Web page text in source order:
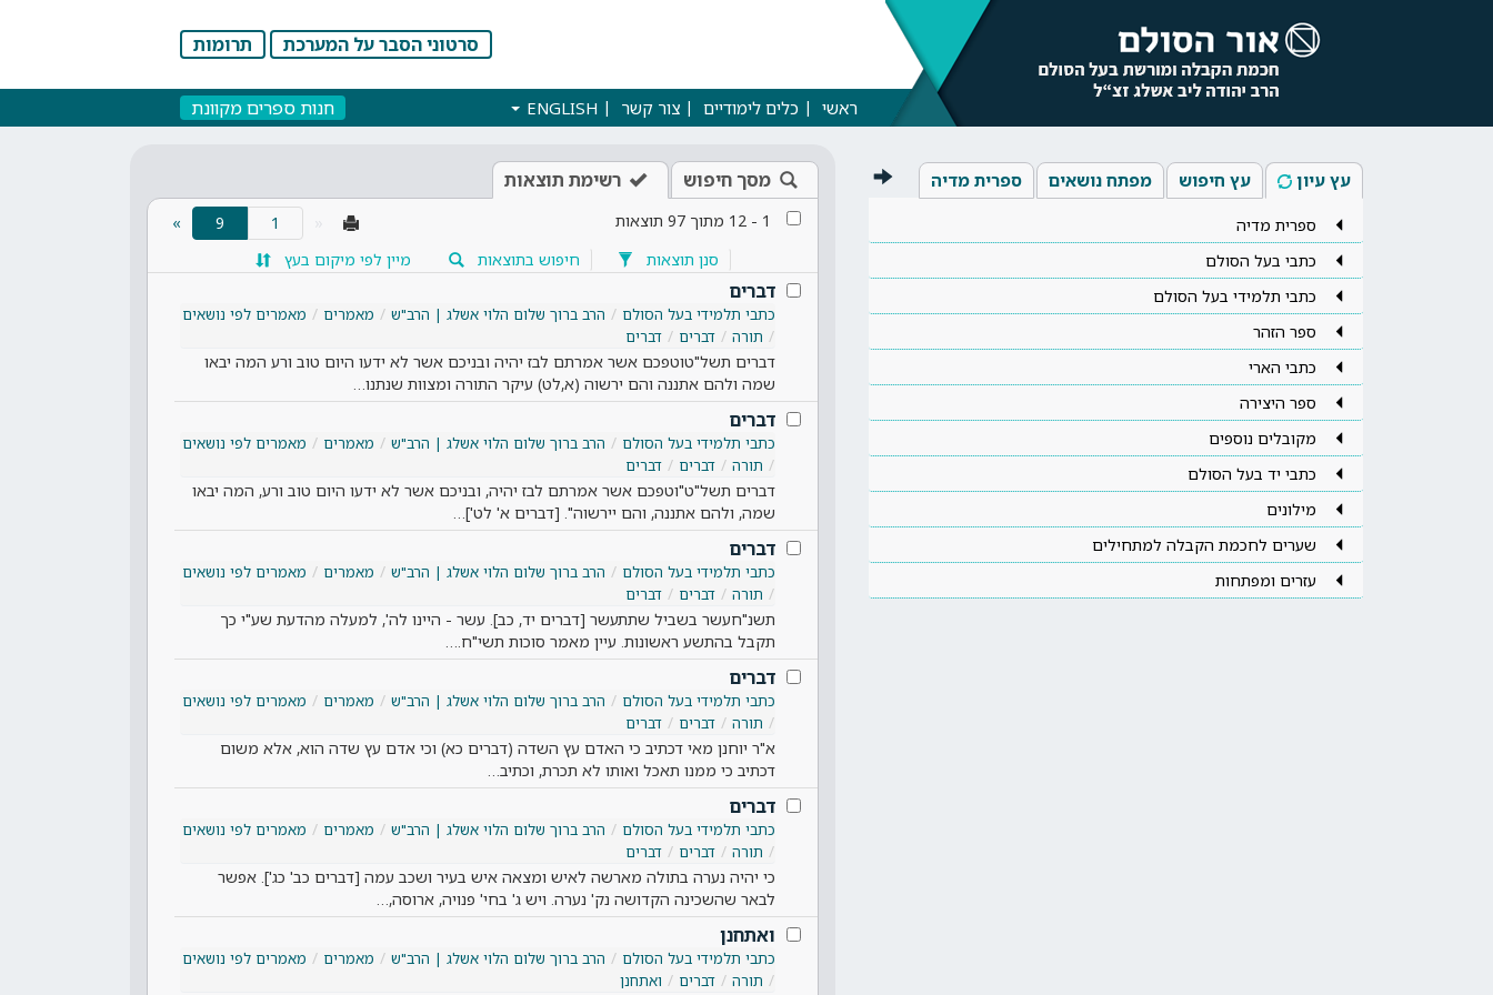
סרטוני הסבר על המערכת תרומות
ראשי כלים לימודיים צור קשר ENGLISH חנות ספרים מקוונת
עץ עיון עץ חיפוש מפתח נושאים ספרית מדיה
ספרית מדיה
כתבי בעל הסולם
כתבי תלמידי בעל הסולם
ספר הזהר
כתבי הארי
ספר היצירה
מקובלים נוספים
כתבי יד בעל הסולם
מילונים
שערים לחכמת הקבלה למתחילים
עזרים ומפתחות
מסך חיפוש רשימת תוצאות
1
-
12 מתוך 97 תוצאות 9
(current)
»
סנן תוצאות
חיפוש בתוצאות מיין לפי מיקום בעץ
דברים
כתבי תלמידי בעל הסולם הרב ברוך שלום הלוי אשלג | הרב"ש מאמרים
מאמרים לפי נושאים
תורה
דברים דברים
דברים תשל"טוטפכם אשר אמרתם לבז יהיה ובניכם אשר לא ידעו היום טוב ורע המה יבאו
שמה ולהם אתננה והם ירשוה (א,לט) עיקר התורה ומצוות שנתנו…
דברים
כתבי תלמידי בעל הסולם הרב ברוך שלום הלוי אשלג | הרב"ש מאמרים
מאמרים לפי נושאים
תורה
דברים דברים
דברים תשל"ט"וטפכם אשר אמרתם לבז יהיה, ובניכם אשר לא ידעו היום טוב ורע, המה יבאו
שמה, ולהם אתננה, והם יירשוה". [דברים א' לט']…
דברים
כתבי תלמידי בעל הסולם הרב ברוך שלום הלוי אשלג | הרב"ש מאמרים
מאמרים לפי נושאים
תורה
דברים דברים
תשנ"חעשר בשביל שתתעשר [דברים יד, כב]. עשר - היינו לה', למעלה מהדעת שע"י כך
תקבל בהתשע ראשונות. עיין מאמר סוכות תשי"ח.…
דברים
כתבי תלמידי בעל הסולם הרב ברוך שלום הלוי אשלג | הרב"ש מאמרים
מאמרים לפי נושאים
תורה
דברים דברים
א"ר יוחנן מאי דכתיב כי האדם עץ השדה (דברים כא) וכי אדם עץ שדה הוא, אלא משום
דכתיב כי ממנו תאכל ואותו לא תכרת, וכתיב…
דברים
כתבי תלמידי בעל הסולם הרב ברוך שלום הלוי אשלג | הרב"ש מאמרים
מאמרים לפי נושאים
תורה
דברים דברים
כי יהיה נערה בתולה מארשה לאיש ומצאה איש בעיר ושכב עמה [דברים כב' כג']. אפשר
לבאר שהשכינה הקדושה נק' נערה. ויש ג' בחי' פנויה, ארוסה,…
ואתחנן
כתבי תלמידי בעל הסולם הרב ברוך שלום הלוי אשלג | הרב"ש מאמרים
מאמרים לפי נושאים
תורה
דברים ואתחנן